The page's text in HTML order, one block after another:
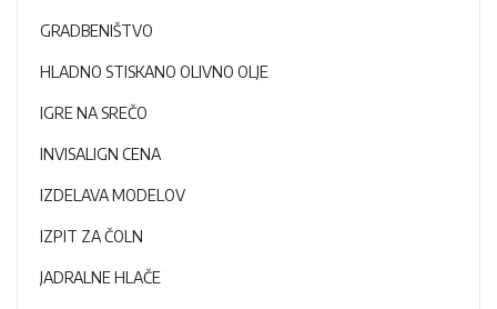
GRADBENIŠTVO
HLADNO STISKANO OLIVNO OLJE
IGRE NA SREČO
INVISALIGN CENA
IZDELAVA MODELOV
IZPIT ZA ČOLN
JADRALNE HLAČE